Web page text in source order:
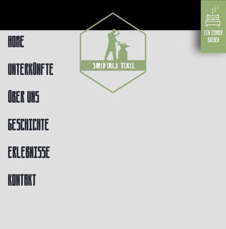
Home
Unterkünfte
Über uns
Geschichte
Erlebnisse
Kontakt